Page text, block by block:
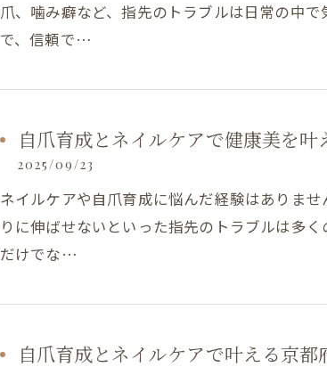
爪、噛み癖など、指先のトラブルは日常の中
で、信頼で…
自爪育成とネイルケアで健康美を
2025/09/23
ネイルケアや自爪育成に悩んだ経験はありま
りに伸ばせないといった指先のトラブルは多
だけでな…
自爪育成とネイルケアで叶える京